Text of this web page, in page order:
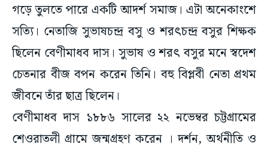
গড়ে তুলতে পারে একটি আদর্শ সমাজ। এটা অনেকাংশে
সত্যি। নেতাজি সুভাষচন্দ্র বসু ও শরৎচন্দ্র বসুর শিক্ষক
ছিলেন বেণীমাধব দাস। সুভাষ ও শরৎ বসুর মনে স্বদেশ
চেতনার বীজ বপন করেন তিনি। বহু বিপ্লবী নেতা প্রথম
জীবনে তাঁর ছাত্র ছিলেন।
বেণীমাধব দাস ১৮৮৬ সালের ২২ নভেম্বর চট্টগ্রামের
শেওরাতলী গ্রামে জন্মগ্রহণ করেন । দর্শন, অর্থনীতি ও